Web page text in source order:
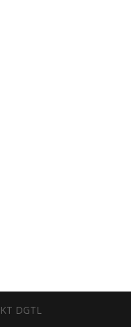
DGTL